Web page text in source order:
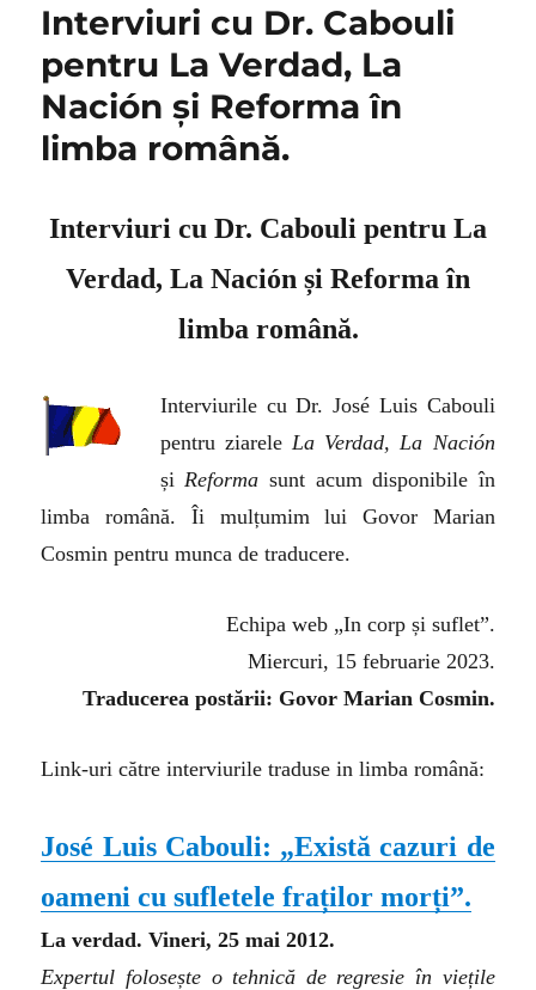
Interviuri cu Dr. Cabouli
pentru La Verdad, La
Nación și Reforma în
limba română.
Interviuri cu Dr. Cabouli pentru La
Verdad, La Nación și Reforma în
limba română.
Interviurile cu Dr. José Luis Cabouli
pentru ziarele La Verdad, La Nación
și Reforma sunt acum disponibile în
limba română. Îi mulțumim lui Govor Marian
Cosmin pentru munca de traducere.
Echipa web „In corp și suflet”.
Miercuri, 15 februarie 2023.
Traducerea postării: Govor Marian Cosmin.
Link-uri către interviurile traduse in limba română:
José Luis Cabouli: „Există cazuri de
oameni cu sufletele fraților morți”.
La verdad. Vineri, 25 mai 2012.
Expertul folosește o tehnică de regresie în viețile